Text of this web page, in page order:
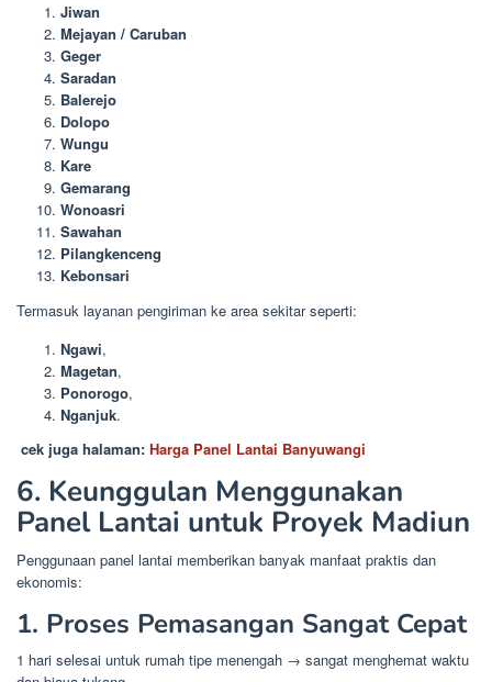
Jiwan
Mejayan / Caruban
Geger
Saradan
Balerejo
Dolopo
Wungu
Kare
Gemarang
Wonoasri
Sawahan
Pilangkenceng
Kebonsari
Termasuk layanan pengiriman ke area sekitar seperti:
Ngawi,
Magetan,
Ponorogo,
Nganjuk.
cek juga halaman: Harga Panel Lantai Banyuwangi
6. Keunggulan Menggunakan
Panel Lantai untuk Proyek Madiun
Penggunaan panel lantai memberikan banyak manfaat praktis dan
ekonomis:
1. Proses Pemasangan Sangat Cepat
1 hari selesai untuk rumah tipe menengah → sangat menghemat waktu